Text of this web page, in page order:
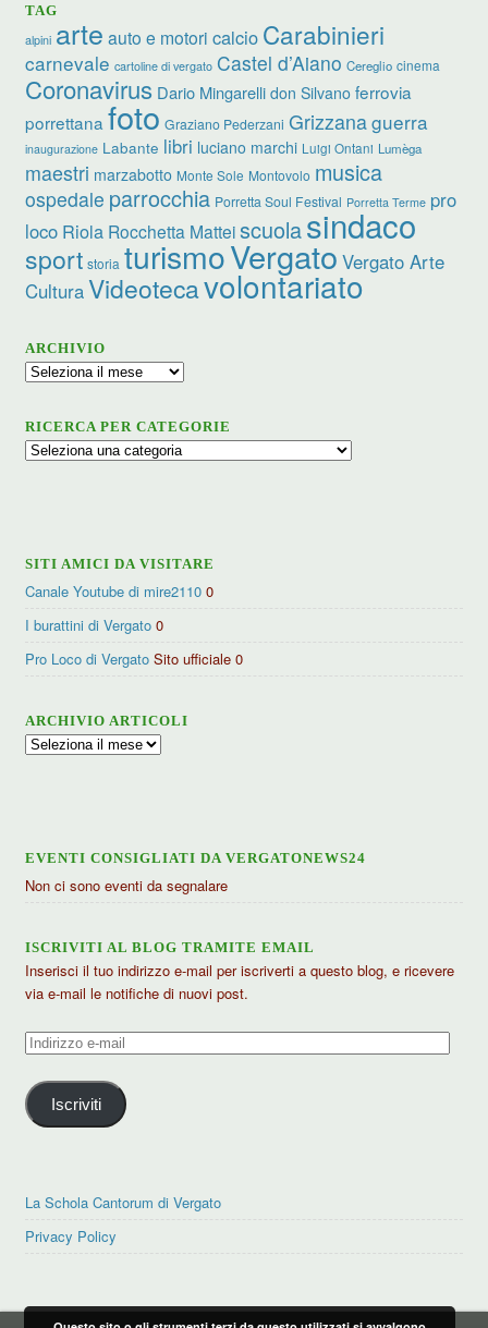
TAG
alpini arte auto e motori calcio Carabinieri
carnevale cartoline di vergato Castel d’Aiano Cereglio cinema
Coronavirus Dario Mingarelli don Silvano ferrovia
porrettana foto Graziano Pederzani Grizzanaguerra
inaugurazione Labante libri luciano marchi Luigi Ontani Lumèga
maestri marzabotto Monte Sole Montovolo musica
ospedale parrocchia Porretta Soul Festival Porretta Terme pro
loco Riola Rocchetta Matteiscuolasindaco
sport storia turismoVergato Vergato Arte
CulturaVideotecavolontariato
ARCHIVIO
Archivio
RICERCA PER CATEGORIE
Ricerca
SITI AMICI DA VISITARE
Canale Youtube di mire2110 0
I burattini di Vergato 0
Pro Loco di Vergato Sito ufficiale 0
ARCHIVIO ARTICOLI
Archivio
EVENTI CONSIGLIATI DA VERGATONEWS24
Non ci sono eventi da segnalare
ISCRIVITI AL BLOG TRAMITE EMAIL
Inserisci il tuo indirizzo e-mail per iscriverti a questo blog, e ricevere
via e-mail le notifiche di nuovi post.
Indirizzo
mail
Iscriviti
La Schola Cantorum di Vergato
Privacy Policy